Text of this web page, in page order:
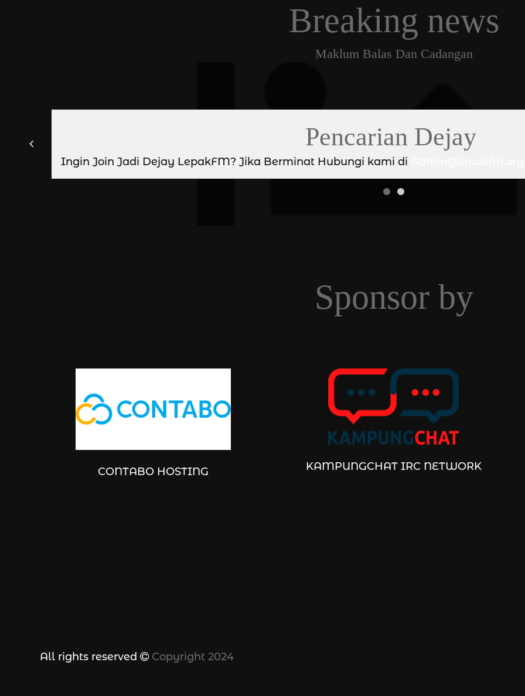
Breaking news
Maklum Balas Dan Cadangan
Pencarian Dejay
Ingin Join Jadi Dejay LepakFM? Jika Berminat Hubungi kami di
Sponsor by
CONTABO HOSTING KAMPUNGCHAT IRC NETWORK
All rights reserved Copyright 2024